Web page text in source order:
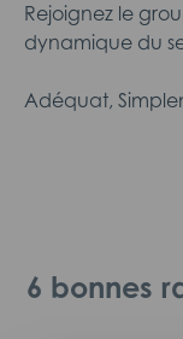
Rejoignez le
dynamique du
Adéquat,
6 bonnes